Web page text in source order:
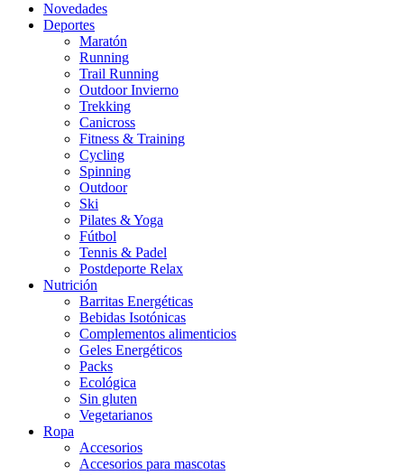
Novedades
Deportes
Maratón
Running
Trail Running
Outdoor Invierno
Trekking
Canicross
Fitness & Training
Cycling
Spinning
Outdoor
Ski
Pilates & Yoga
Fútbol
Tennis & Padel
Postdeporte Relax
Nutrición
Barritas Energéticas
Bebidas Isotónicas
Complementos alimenticios
Geles Energéticos
Packs
Ecológica
Sin gluten
Vegetarianos
Ropa
Accesorios
Accesorios para mascotas